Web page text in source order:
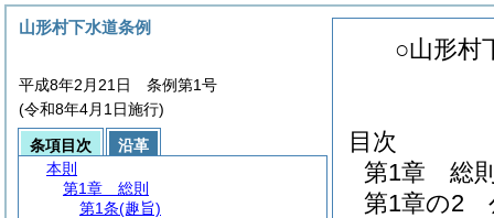
○山形村
目次
第1章
総
第1章の2
山形村下水道条例
平成8年2月21日 条例第1号
(令和8年4月1日施行)
条項目次
沿革
本則
第1章
総則
第1条(趣旨)